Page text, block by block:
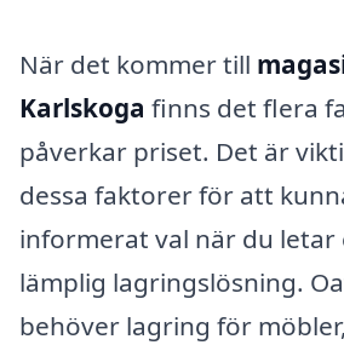
När det kommer till
Karlskoga finns det flera
påverkar priset. Det är
dessa faktorer för att
informerat val när du letar
lämplig lagringslösning.
behöver lagring för möbler,